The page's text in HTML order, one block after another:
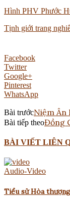
Hình PHV Phước
Tịnh giới trang
Facebook
Twitter
Google+
Pinterest
WhatsApp
Bài trướcNiệm Ân
Bài tiếp theoĐồng
BÀI VIẾT LIÊN
Audio-Video
Tiểu sử Hòa